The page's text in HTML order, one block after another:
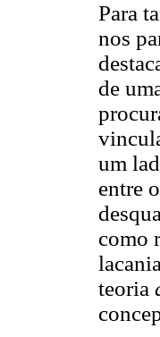
Para
nos
de
um
entre
como
teoria